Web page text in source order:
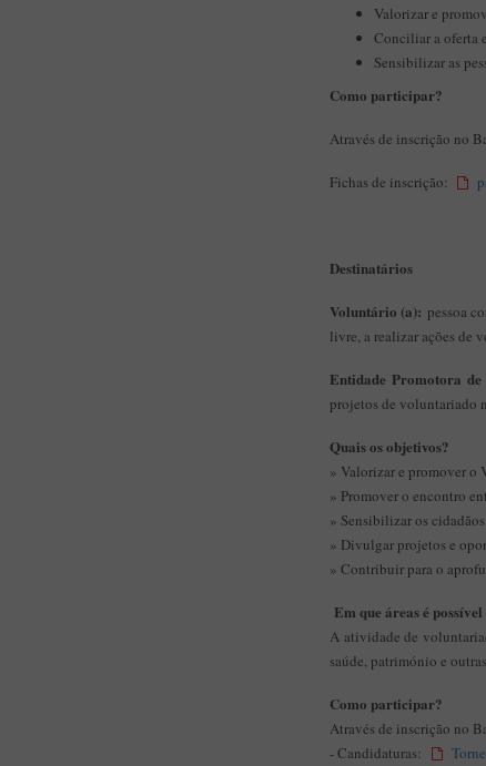
Valorizar e
Conciliar a oferta
Sensibilizar as
Como participar?
Através de inscrição no
Fichas de inscrição:
Destinatários
Voluntário (a): pessoa
livre, a realizar ações de
Entidade Promotora
projetos de voluntariado
Quais os objetivos?
» Valorizar e promover o
» Promover o encontro
» Sensibilizar os
» Divulgar projetos e
» Contribuir para o
Em que áreas é
A atividade de
saúde, património e
Como participar?
Através de inscrição no
- Candidaturas: